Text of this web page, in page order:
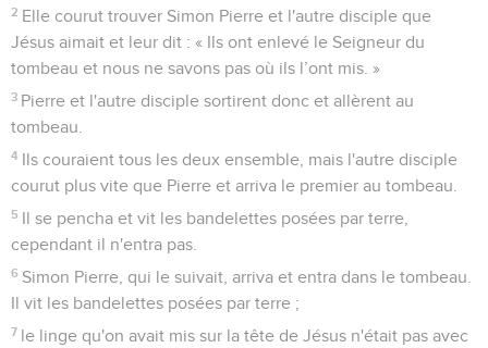
2 Elle courut trouver Simon Pierre et l'autre disciple que
Jésus aimait et leur dit : « Ils ont enlevé le Seigneur du
tombeau et nous ne savons pas où ils l’ont mis. »
3 Pierre et l'autre disciple sortirent donc et allèrent au
tombeau.
4 Ils couraient tous les deux ensemble, mais l'autre disciple
courut plus vite que Pierre et arriva le premier au tombeau.
5 Il se pencha et vit les bandelettes posées par terre,
cependant il n'entra pas.
6 Simon Pierre, qui le suivait, arriva et entra dans le tombeau.
Il vit les bandelettes posées par terre ;
7 le linge qu'on avait mis sur la tête de Jésus n'était pas avec